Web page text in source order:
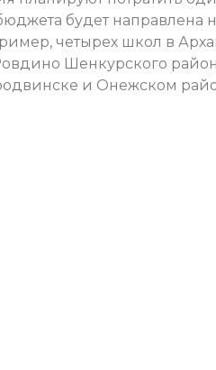
будет направлена
четырех школ в
Шенкурского
и Онежском